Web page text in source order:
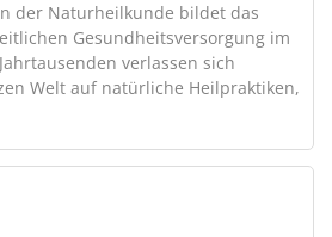
der Naturheilkunde bildet das
Gesundheitsversorgung im
verlassen sich
Welt auf natürliche Heilpraktiken,